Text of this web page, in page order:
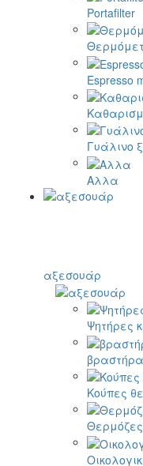
Portafilter
Espresso
Γυάλινο
Αλλα
αξεσουάρ
Ψητήρες
Κούπες